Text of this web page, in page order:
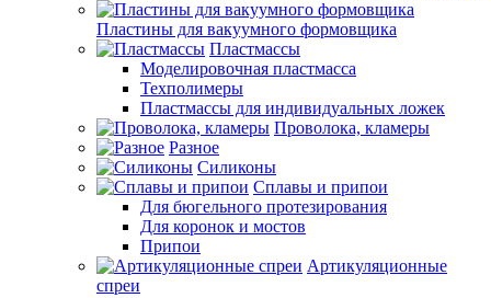
Пластины для вакуумного формовщика
Пластмассы
Моделировочная пластмасса
Техполимеры
Пластмассы для индивидуальных ложек
Проволока, кламеры
Разное
Силиконы
Сплавы и припои
Для бюгельного протезирования
Для коронок и мостов
Припои
Артикуляционные
спреи